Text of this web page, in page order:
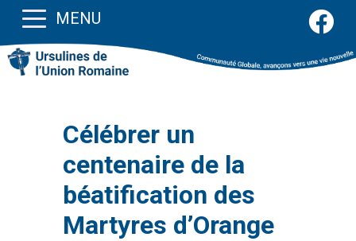
MENU
Célébrer un
centenaire de la
béatification des
Martyres d’Orange